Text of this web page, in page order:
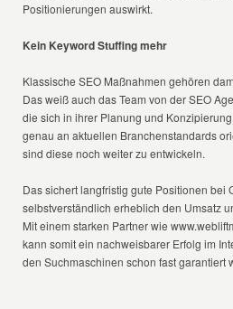
Positionierungen auswirkt.
Kein Keyword Stuffing mehr
Klassische SEO Maßnahmen gehören
Das weiß auch das Team von der SEO
die sich in ihrer Planung und
genau an aktuellen Branchenstandards
sind diese noch weiter zu entwickeln.
Das sichert langfristig gute Positionen bei
selbstverständlich erheblich den Umsatz
Mit einem starken Partner wie
kann somit ein nachweisbarer Erfolg im
den Suchmaschinen schon fast garantiert